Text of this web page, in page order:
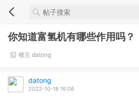
你知道富氢机有哪些作用吗？
楼主 datong
datong
2022-10-18 16:06